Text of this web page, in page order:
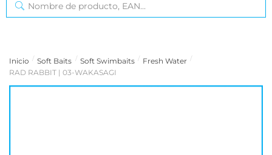
Inicio / Soft Baits / Soft Swimbaits / Fresh Water /
RAD RABBIT | 03-WAKASAGI